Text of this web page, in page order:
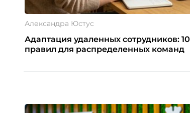
Александра Юстус
Адаптация удаленных сотрудников: 10
правил для распределенных команд